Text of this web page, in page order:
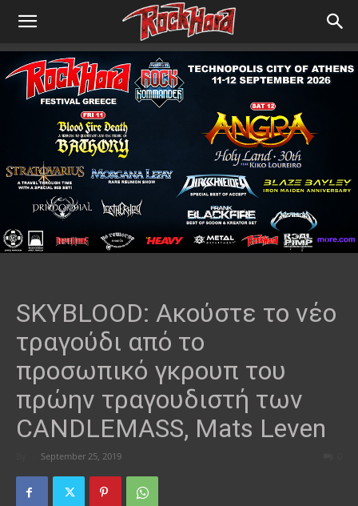
SKYBLOOD: Ακούστε το νέο
τραγούδι από το
προσωπικό γκρουπ του
πρώην τραγουδιστή των
CANDLEMASS, Mats Leven
September 25, 2019